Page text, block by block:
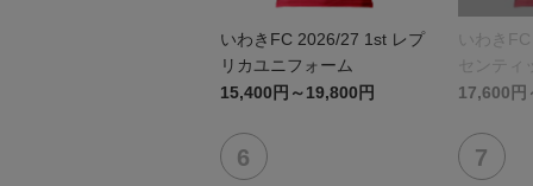
いわきFC 2026/27 1st レプ
リカユニフォーム
15,400円～19,800円
いわき
センティ
17,600円